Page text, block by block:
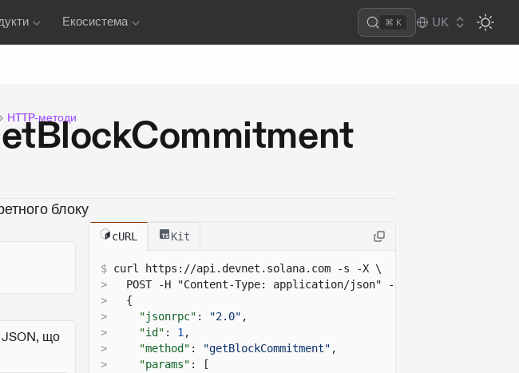
Екосистема ⌘ K UK
HTTP-методи
блоку
JSON, що
cURL Kit
$ curl https://api.devnet.solana.com -s -X \
>
  POST -H "Content-Type: application/json" -d '
>
{
>
"jsonrpc" : "2.0" ,
>
"id" : 1,
>
"method" : "getBlockCommitment" ,
>
"params" : [